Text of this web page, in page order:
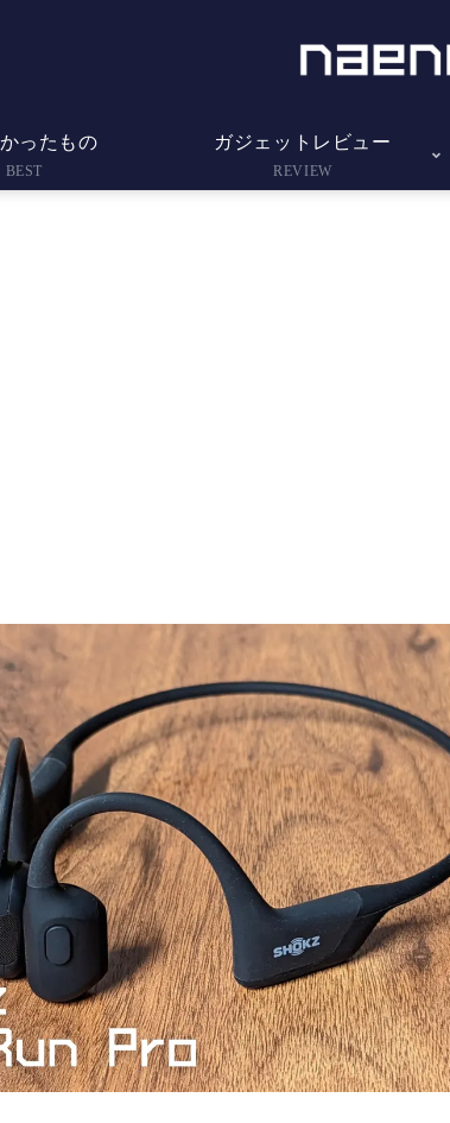
ったもの ガジェットレビュー
REVIEW